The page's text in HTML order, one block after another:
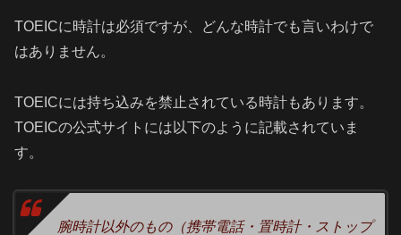
TOEICに時計は必須ですが、どんな時計でも言いわけで
はありません。
TOEICには持ち込みを禁止されている時計もあります。
TOEICの公式サイトには以下のように記載されていま
す。
腕時計以外のもの（携帯電話・置時計・ストップ